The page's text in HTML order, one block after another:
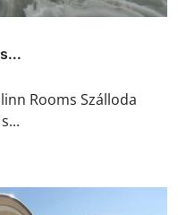
Rooms Szálloda